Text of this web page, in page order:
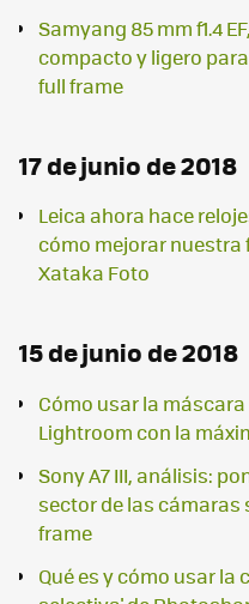
Samyang 85 mm f1.4
compacto y ligero
full frame
17 de junio de 2018
Leica ahora hace
cómo mejorar nuestra
Xataka Foto
15 de junio de 2018
Cómo usar la
Lightroom con la
Sony A7 III, análisis:
sector de las cámaras
frame
Qué es y cómo usar la